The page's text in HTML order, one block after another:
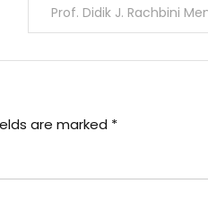
are marked *